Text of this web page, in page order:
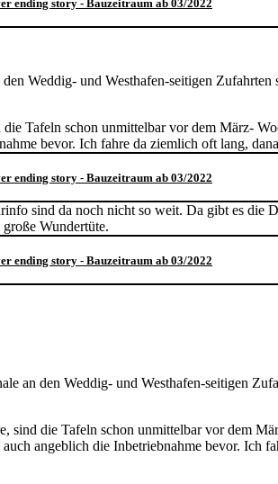
ending story - Bauzeitraum ab 03/2022
Weddig- und Westhafen-seitigen
Tafeln schon unmittelbar vor dem März-
bevor. Ich fahre da ziemlich oft lang,
ending story - Bauzeitraum ab 03/2022
sind da noch nicht so weit. Da gibt es die
Wundertüte.
ending story - Bauzeitraum ab 03/2022
an den Weddig- und Westhafen-seitigen
sind die Tafeln schon unmittelbar vor dem
angeblich die Inbetriebnahme bevor. Ich